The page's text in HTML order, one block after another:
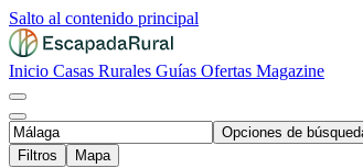
Salto al contenido principal
Inicio Casas Rurales Guías Ofertas Magazine
Opciones de
Filtros
Mapa